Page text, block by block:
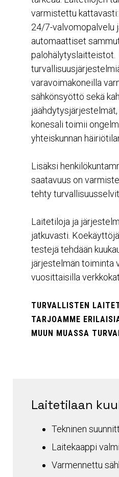
varmistettu
24/7-valvomopalvelu
automaattiset
palohälytyslaitteistot.
varavoimakoneilla
sähkönsyöttö sekä
konesali toimii
yhteiskunnan
Lisäksi
saatavuus on
tehty
Laitetiloja ja
jatkuvasti.
testejä tehdään
järjestelmän toiminta
vuosittaisilla
TURVALLISTEN
TARJOAMME
MUUN MUASSA
Laitetilaan
Tekninen
Laitekaappi
Varmennettu